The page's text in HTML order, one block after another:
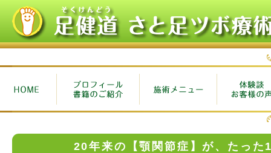
20年来の【顎関節症】が、たった